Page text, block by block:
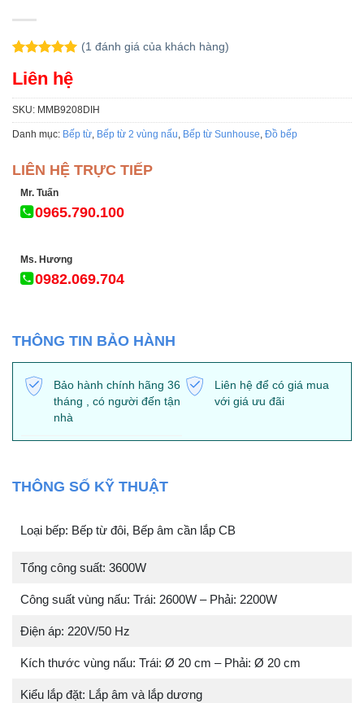
dựa trên
(1 đánh giá của khách hàng)
Liên hệ
SKU: MMB9208DIH
Danh mục: Bếp từ Bếp từ 2 vùng nấu Bếp từ Sunhouse Đồ bếp
LIÊN HỆ TRỰC TIẾP
Mr. Tuấn
0965.790.100
Ms. Hương
0982.069.704
THÔNG TIN BẢO HÀNH
Bảo hành chính hãng 36
tháng , có người đến tận
nhà
Liên hệ để có giá mua
với giá ưu đãi
THÔNG SỐ KỸ THUẬT
Loại bếp: Bếp từ đôi, Bếp âm cần lắp CB
Tổng công suất: 3600W
Công suất vùng nấu: Trái: 2600W – Phải: 2200W
Điện áp: 220V/50 Hz
Kích thước vùng nấu: Trái: Ø 20 cm – Phải: Ø 20 cm
Kiểu lắp đặt: Lắp âm và lắp dương